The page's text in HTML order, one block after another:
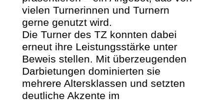
vielen Turnerinnen und Turnern
gerne genutzt wird.
Die Turner des TZ konnten dabei
erneut ihre Leistungsstärke unter
Beweis stellen. Mit überzeugenden
Darbietungen dominierten sie
mehrere Altersklassen und setzten
deutliche Akzente im